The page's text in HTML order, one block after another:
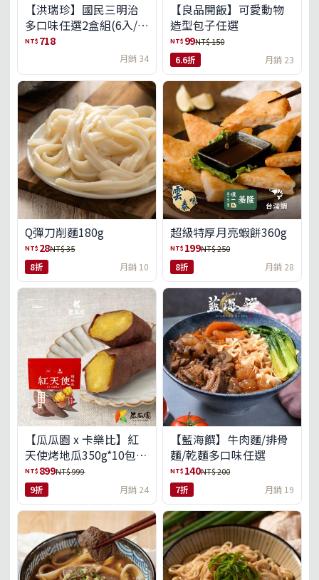
【洪瑞珍】國民三明治
多口味任選2盒組(6入/
盒)(免運)
NT$ 718
月銷 34
【良品開飯】可愛動物
造型包子任選
NT$ 99NT$ 150
6.6折 月銷 23
Q彈刀削麵180g
NT$ 28NT$ 35
8折 月銷 10
超級特厚月亮蝦餅360g
NT$ 199NT$ 250
8折 月銷 28
【瓜瓜園 x 卡樂比】紅
天使烤地瓜350g*10包
(免運組)
NT$ 899NT$ 999
9折 月銷 24
【藍海饌】牛肉麵/排骨
麵/乾麵多口味任選
NT$ 140NT$ 200
7折 月銷 19